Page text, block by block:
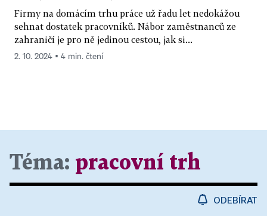
Firmy na domácím trhu práce už řadu let nedokážou
sehnat dostatek pracovníků. Nábor zaměstnanců ze
zahraničí je pro ně jedinou cestou, jak si...
2. 10. 2024 ▪ 4 min. čtení
Téma: pracovní trh
ODEBÍRAT